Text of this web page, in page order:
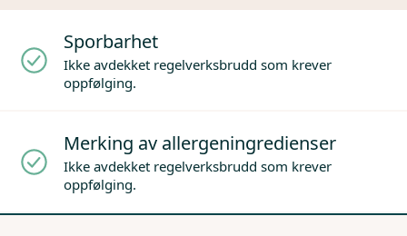
Sporbarhet
Ikke avdekket regelverksbrudd som krever
oppfølging.
Merking av allergeningredienser
Ikke avdekket regelverksbrudd som krever
oppfølging.